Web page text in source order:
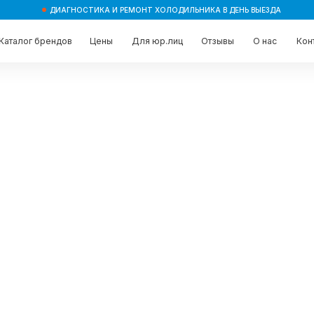
Контакты
О нас
Для юр.лиц
ДИАГНОСТИКА И РЕМОНТ ХОЛОДИЛЬНИКА В ДЕНЬ ВЫЕЗДА
Контакты
О нас
Для юр.лиц